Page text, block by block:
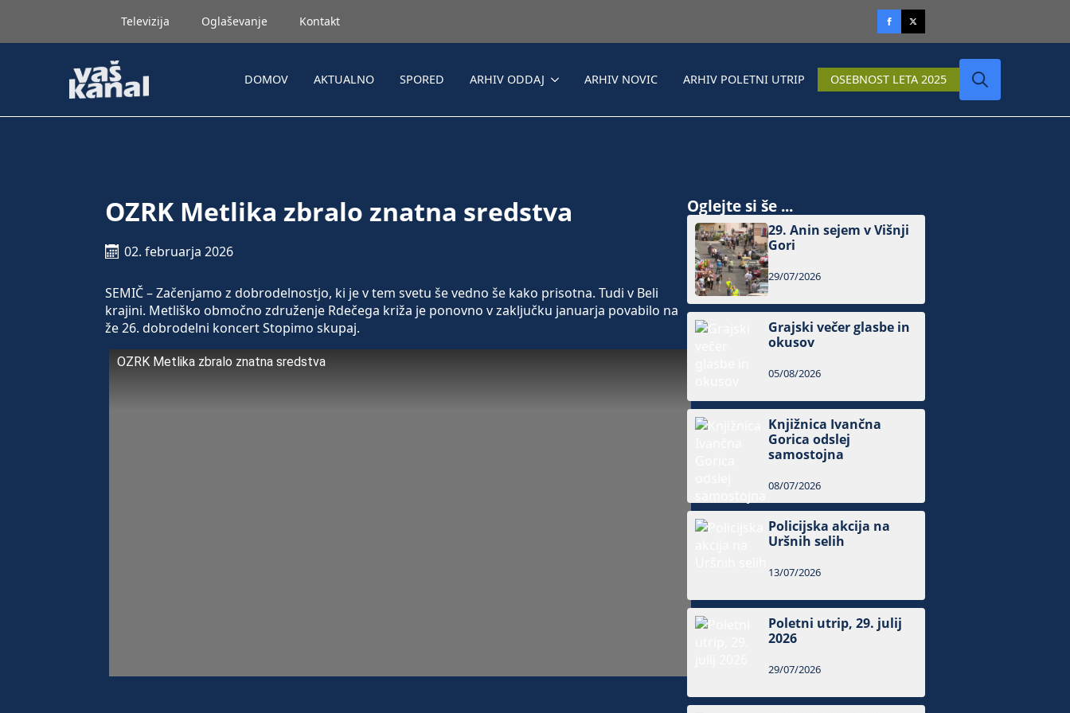
Televizija Oglaševanje Kontakt
DOMOV AKTUALNO SPORED ARHIV ODDAJ ARHIV NOVIC ARHIV POLETNI UTRIP OSEBNOST LETA 2025
OZRK Metlika zbralo znatna sredstva
02. februarja 2026
SEMIČ – Začenjamo z dobrodelnostjo, ki je v tem svetu še vedno še kako prisotna. Tudi v Beli
krajini. Metliško območno združenje Rdečega križa je ponovno v zaključku januarja povabilo na
že 26. dobrodelni koncert Stopimo skupaj.
OZRK Metlika zbralo znatna sredstva
Oglejte si še ...
29. Anin sejem v Višnji
Gori
29/07/2026
Grajski večer glasbe in
okusov
05/08/2026
Knjižnica Ivančna
Gorica odslej
samostojna
08/07/2026
Policijska akcija na
Uršnih selih
13/07/2026
Poletni utrip, 29. julij
2026
29/07/2026